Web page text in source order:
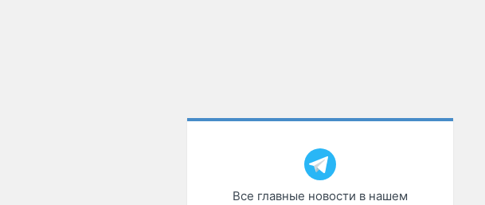
Все главные новости в нашем